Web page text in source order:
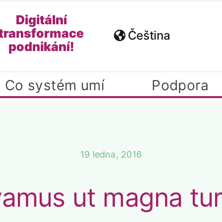
Digitální
podnikání!
Čeština
Co systém umí Podpora
19 ledna, 2016
ut magna